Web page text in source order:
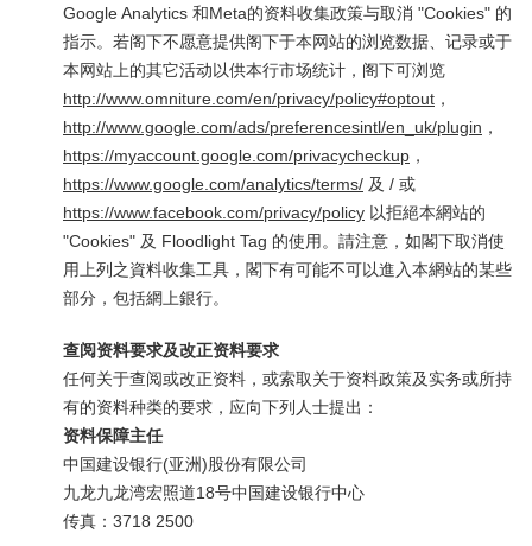
Google Analytics 和Meta的资料收集政策与取消 "Cookies" 的
指示。若阁下不愿意提供阁下于本网站的浏览数据、记录或于
本网站上的其它活动以供本行市场统计，阁下可浏览
http://www.omniture.com/en/privacy/policy#optout ，
http://www.google.com/ads/preferencesintl/en_uk/plugin ，
https://myaccount.google.com/privacycheckup ，
https://www.google.com/analytics/terms/ 及 / 或
https://www.facebook.com/privacy/policy 以拒絕本網站的
"Cookies" 及 Floodlight Tag 的使用。請注意，如閣下取消使
用上列之資料收集工具，閣下有可能不可以進入本網站的某些
部分，包括網上銀行。
查阅资料要求及改正资料要求
任何关于查阅或改正资料，或索取关于资料政策及实务或所持
有的资料种类的要求，应向下列人士提出：
资料保障主任
中国建设银行(亚洲)股份有限公司
九龙九龙湾宏照道18号中国建设银行中心
传真：3718 2500